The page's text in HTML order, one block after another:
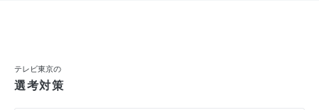
テレビ東京の
選考対策